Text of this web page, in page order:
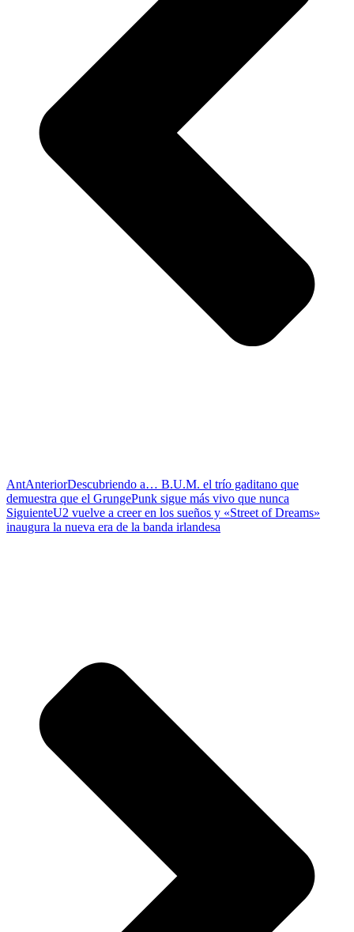
AntAnteriorDescubriendo a… B.U.M. el trío gaditano que
demuestra que el GrungePunk sigue más vivo que nunca
SiguienteU2 vuelve a creer en los sueños y «Street of Dreams»
inaugura la nueva era de la banda irlandesa